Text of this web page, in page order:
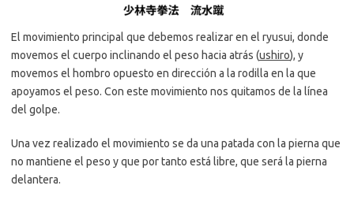
El movimiento principal que debemos realizar en el ryusui, donde
movemos el cuerpo inclinando el peso hacia atrás (ushiro), y
movemos el hombro opuesto en dirección a la rodilla en la que
apoyamos el peso. Con este movimiento nos quitamos de la línea
del golpe.
Una vez realizado el movimiento se da una patada con la pierna que
no mantiene el peso y que por tanto está libre, que será la pierna
delantera.